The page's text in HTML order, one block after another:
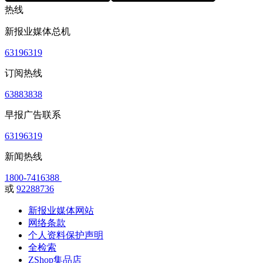
热线
新报业媒体总机
63196319
订阅热线
63883838
早报广告联系
63196319
新闻热线
1800-7416388
或 92288736
新报业媒体网站
网络条款
个人资料保护声明
全检索
ZShop集品店